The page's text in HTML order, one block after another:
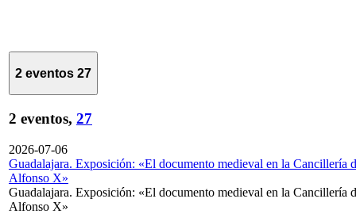
2 eventos 27
2 eventos, 27
2026-07-06
Guadalajara. Exposición: «El documento medieval en la Cancillería
Alfonso X»
Guadalajara. Exposición: «El documento medieval en la Cancillería
Alfonso X»